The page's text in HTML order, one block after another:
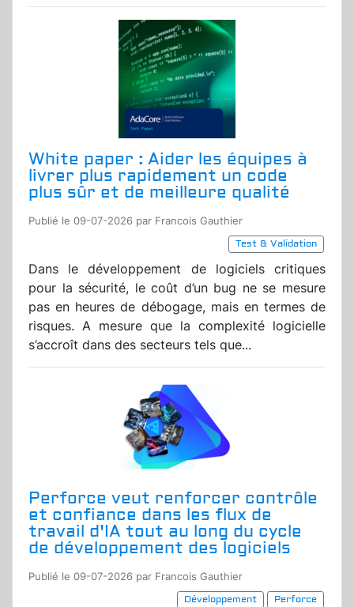
White paper : Aider les équipes à
livrer plus rapidement un code
plus sûr et de meilleure qualité
Publié le 09-07-2026 par Francois Gauthier
Test & Validation
Dans le développement de logiciels critiques
pour la sécurité, le coût d’un bug ne se mesure
pas en heures de débogage, mais en termes de
risques. A mesure que la complexité logicielle
s’accroît dans des secteurs tels que...
Perforce veut renforcer contrôle
et confiance dans les flux de
travail d'IA tout au long du cycle
de développement des logiciels
Publié le 09-07-2026 par Francois Gauthier
Développement
Perforce